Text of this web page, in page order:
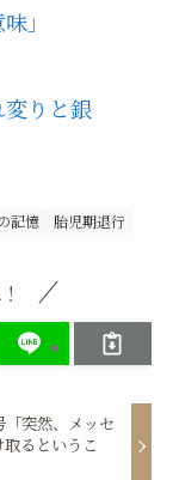
」
りと銀
記憶 胎児期退行
「突然、メッセ
るというこ